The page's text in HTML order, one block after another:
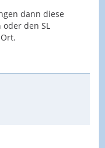
dann diese
den SL